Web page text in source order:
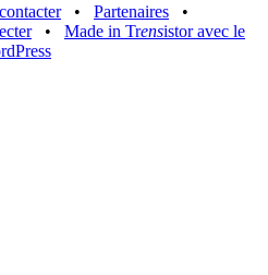
• Partenaires
•
• Made in Trensistor avec le